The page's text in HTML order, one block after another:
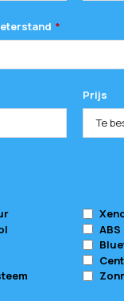
*
Prijs
Te
ABS